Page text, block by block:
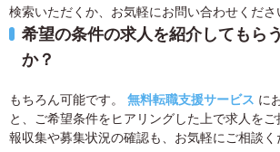
検索いただくか、お気軽にお問い合わせくださ
希望の条件の求人を紹介してもら
か？
もちろん可能です。 無料転職支援サービス に
と、ご希望条件をヒアリングした上で求人を
報収集や募集状況の確認も、お気軽にご相談く